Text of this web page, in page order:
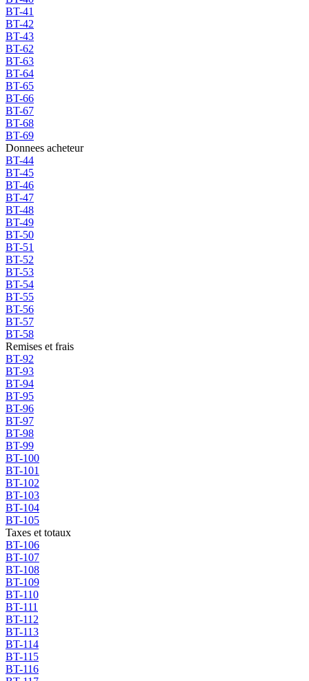
BT-41
BT-42
BT-43
BT-62
BT-63
BT-64
BT-65
BT-66
BT-67
BT-68
BT-69
Donnees acheteur
BT-44
BT-45
BT-46
BT-47
BT-48
BT-49
BT-50
BT-51
BT-52
BT-53
BT-54
BT-55
BT-56
BT-57
BT-58
Remises et frais
BT-92
BT-93
BT-94
BT-95
BT-96
BT-97
BT-98
BT-99
BT-100
BT-101
BT-102
BT-103
BT-104
BT-105
Taxes et totaux
BT-106
BT-107
BT-108
BT-109
BT-110
BT-111
BT-112
BT-113
BT-114
BT-115
BT-116